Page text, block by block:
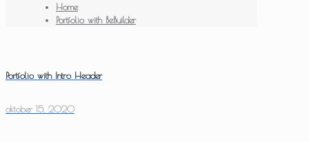
Home
Portfolio with BeBuilder
Portfolio with Intro Header
oktober 15, 2020